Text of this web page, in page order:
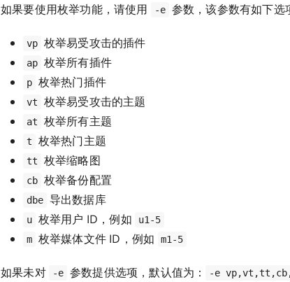
如果要使用枚举功能，请使用 -e 参数，该参数有如下选
vp 枚举易受攻击的插件
ap 枚举所有插件
p 枚举热门插件
vt 枚举易受攻击的主题
at 枚举所有主题
t 枚举热门主题
tt 枚举缩略图
cb 枚举备份配置
dbe 导出数据库
u 枚举用户 ID，例如
u1-5
m 枚举媒体文件 ID，例如 m1-5
如果未对 -e 参数提供选项，默认值为： -e